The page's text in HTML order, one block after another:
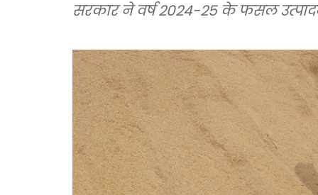
सरकार ने वर्ष 2024-25 के फसल